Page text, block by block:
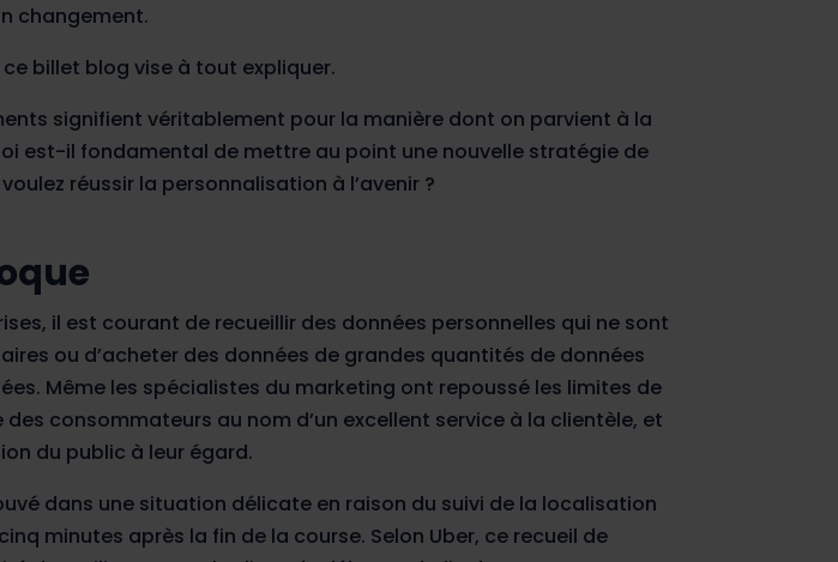
changement.
billet blog vise à tout expliquer.
signifient véritablement pour la manière dont on parvient à la
est-il fondamental de mettre au point une nouvelle stratégie de
réussir la personnalisation à l’avenir ?
il est courant de recueillir des données personnelles qui ne sont
ou d’acheter des données de grandes quantités de données
Même les spécialistes du marketing ont repoussé les limites de
consommateurs au nom d’un excellent service à la clientèle, et
du public à leur égard.
dans une situation délicate en raison du suivi de la localisation
minutes après la fin de la course. Selon Uber, ce recueil de